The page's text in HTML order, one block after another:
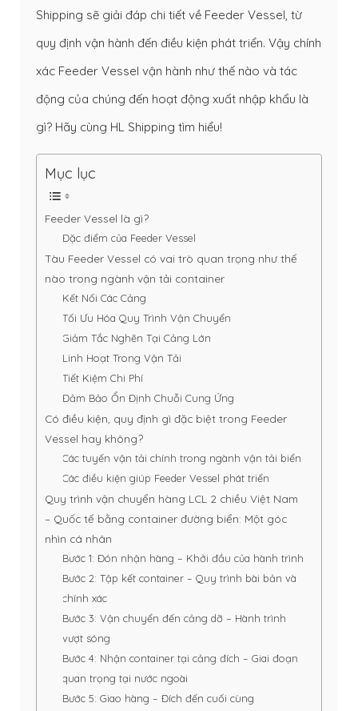
Shipping sẽ giải đáp chi tiết về Feeder Vessel, từ
quy định vận hành đến điều kiện phát triển. Vậy chính
xác Feeder Vessel vận hành như thế nào và tác
động của chúng đến hoạt động xuất nhập khẩu là
gì? Hãy cùng HL Shipping tìm hiểu!
Mục lục
Feeder Vessel là gì?
Đặc điểm của Feeder Vessel
Tàu Feeder Vessel có vai trò quan trọng như thế
nào trong ngành vận tải container
Kết Nối Các Cảng
Tối Ưu Hóa Quy Trình Vận Chuyển
Giảm Tắc Nghẽn Tại Cảng Lớn
Linh Hoạt Trong Vận Tải
Tiết Kiệm Chi Phí
Đảm Bảo Ổn Định Chuỗi Cung Ứng
Có điều kiện, quy định gì đặc biệt trong Feeder
Vessel hay không?
Các tuyến vận tải chính trong ngành vận tải biển
Các điều kiện giúp Feeder Vessel phát triển
Quy trình vận chuyển hàng LCL 2 chiều Việt Nam
– Quốc tế bằng container đường biển: Một góc
nhìn cá nhân
Bước 1: Đón nhận hàng – Khởi đầu của hành trình
Bước 2: Tập kết container – Quy trình bài bản và
chính xác
Bước 3: Vận chuyển đến cảng dỡ – Hành trình
vượt sóng
Bước 4: Nhận container tại cảng đích – Giai đoạn
quan trọng tại nước ngoài
Bước 5: Giao hàng – Đích đến cuối cùng